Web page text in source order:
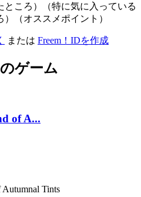
ころ）（特に気に入っている
（オススメポイント）
または Freem！IDを作成
ゲーム
of A...
Tints